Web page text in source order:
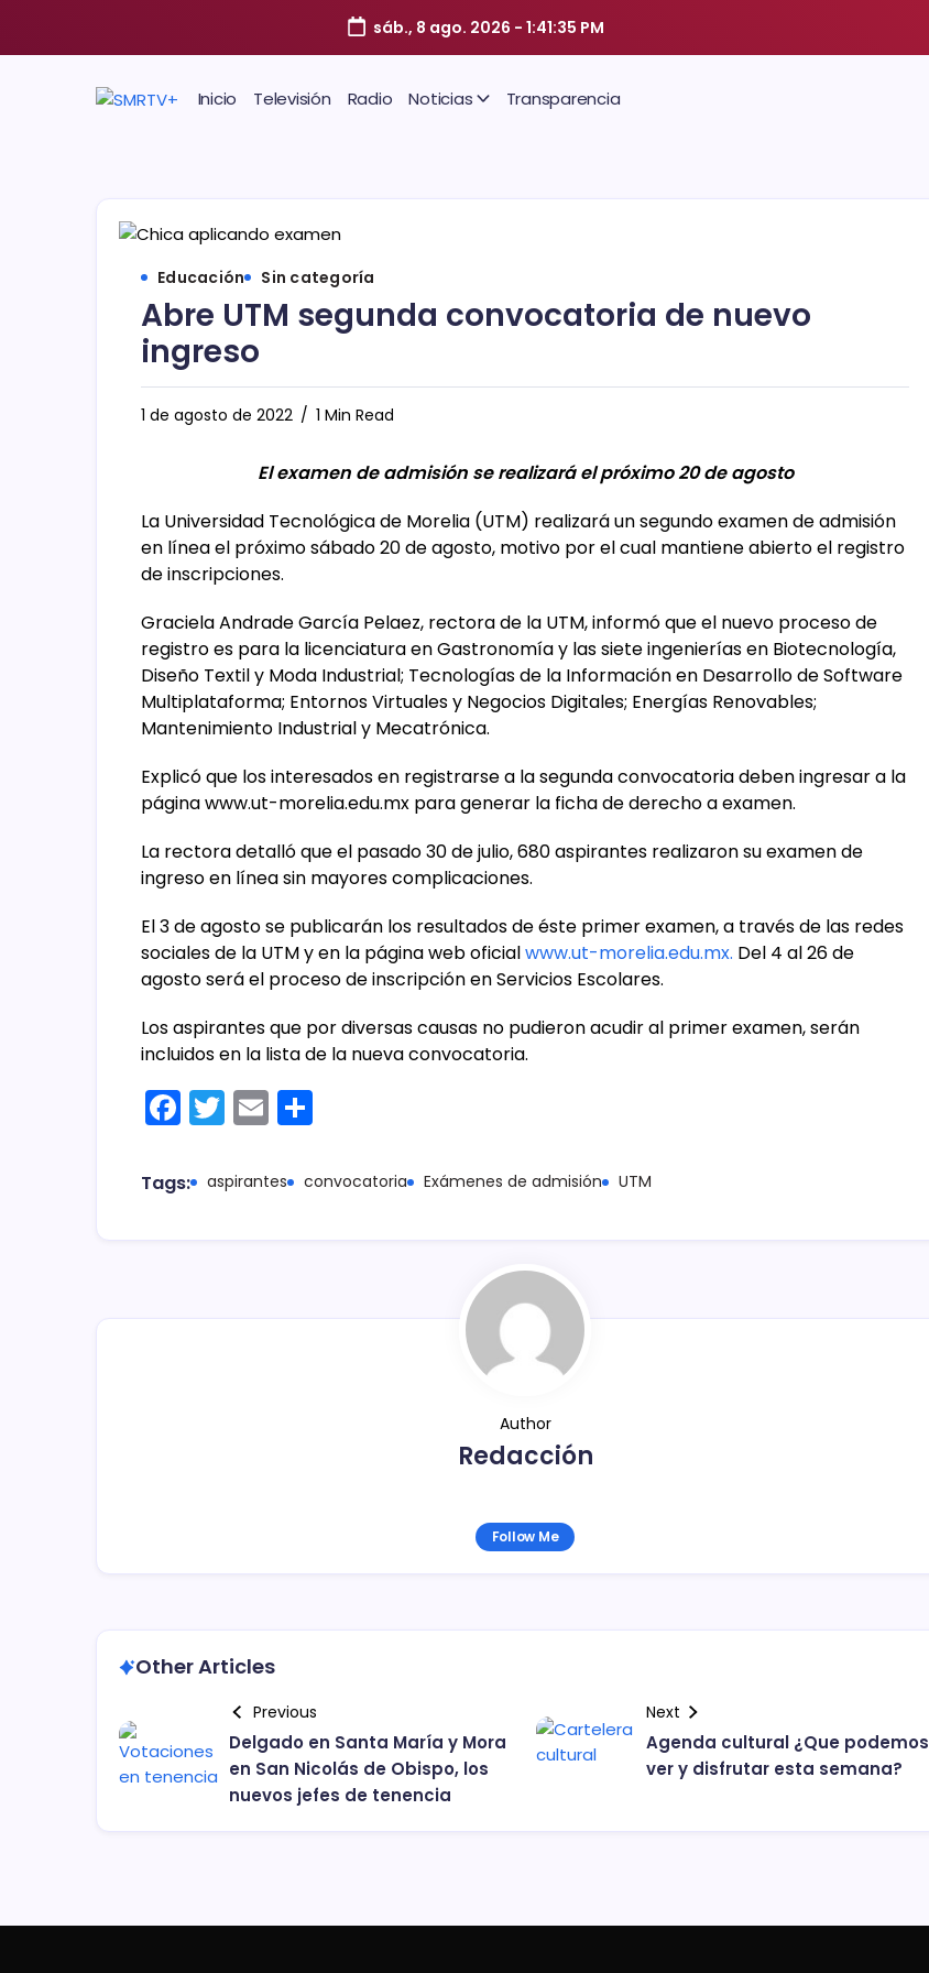
sáb., 8 ago. 2026 -1:41:36 PM
Inicio Televisión Radio Noticias Transparencia
Educación Sin categoría
Abre UTM segunda convocatoria de nuevo
ingreso
1 de agosto de 2022 1 Min Read
El examen de admisión se realizará el próximo 20 de agosto
La Universidad Tecnológica de Morelia (UTM) realizará un segundo examen de admisión
en línea el próximo sábado 20 de agosto, motivo por el cual mantiene abierto el registro
de inscripciones.
Graciela Andrade García Pelaez, rectora de la UTM, informó que el nuevo proceso de
registro es para la licenciatura en Gastronomía y las siete ingenierías en Biotecnología,
Diseño Textil y Moda Industrial; Tecnologías de la Información en Desarrollo de Software
Multiplataforma; Entornos Virtuales y Negocios Digitales; Energías Renovables;
Mantenimiento Industrial y Mecatrónica.
Explicó que los interesados en registrarse a la segunda convocatoria deben ingresar a la
página www.ut-morelia.edu.mx para generar la ficha de derecho a examen.
La rectora detalló que el pasado 30 de julio, 680 aspirantes realizaron su examen de
ingreso en línea sin mayores complicaciones.
El 3 de agosto se publicarán los resultados de éste primer examen, a través de las redes
sociales de la UTM y en la página web oficialwww.ut-morelia.edu.mx. Del 4 al 26 de
agosto será el proceso de inscripción en Servicios Escolares.
Los aspirantes que por diversas causas no pudieron acudir al primer examen, serán
incluidos en la lista de la nueva convocatoria.
F
a
c
T
w
itt
E
m
ai m
Tags: aspirantes convocatoria Exámenes de admisión UTM
Author
Redacción
Follow Me
Other Articles
Previous
Delgado en Santa María y Mora
en San Nicolás de Obispo, los
nuevos jefes de tenencia
Next
Agenda cultural ¿Que podemos
ver y disfrutar esta semana?